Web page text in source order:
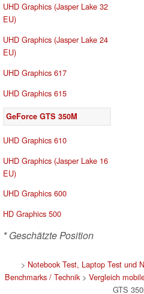
UHD Graphics (Jasper Lake 32
EU)
UHD Graphics (Jasper Lake 24
EU)
UHD Graphics 617
UHD Graphics 615
GeForce GTS 350M
UHD Graphics 610
UHD Graphics (Jasper Lake 16
EU)
UHD Graphics 600
HD Graphics 500
* Geschätzte Position
> Notebook Test, Laptop Test und
Benchmarks / Technik> Vergleich
GTS